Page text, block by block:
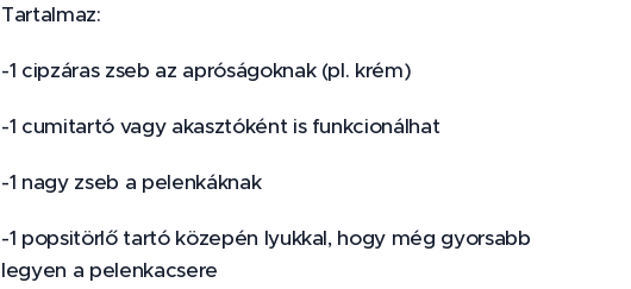
Tartalmaz:
-1 cipzáras zseb az apróságoknak (pl. krém)
-1 cumitartó vagy akasztóként is funkcionálhat
-1 nagy zseb a pelenkáknak
-1 popsitörlő tartó közepén lyukkal, hogy még gyorsabb
legyen a pelenkacsere